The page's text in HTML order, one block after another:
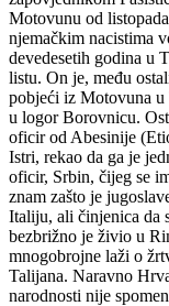
Motovunu od
njemačkim nacistima
devedesetih godina u
listu. On je, među
pobjeći iz Motovuna
u logor Borovnicu.
oficir od Abesinije
Istri, rekao da ga je
oficir, Srbin, čijeg se
znam zašto je
Italiju, ali činjenica da
bezbrižno je živio u
mnogobrojne laži o
Talijana. Naravno
narodnosti